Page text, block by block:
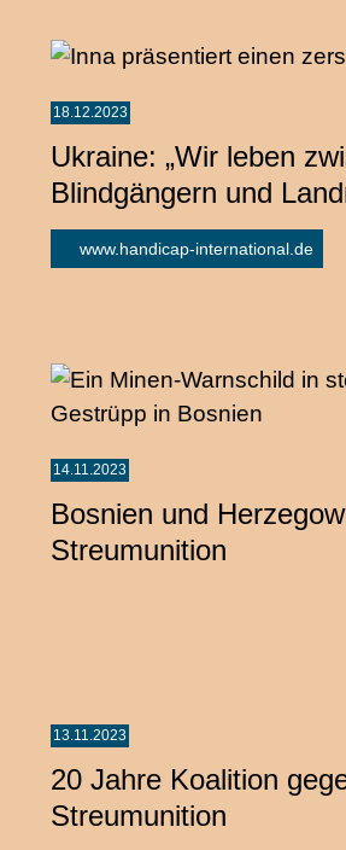
18.12.2023
Ukraine: „Wir leben
Blindgängern und
www.handicap-international.de
14.11.2023
Bosnien und
Streumunition
13.11.2023
20 Jahre Koalition
Streumunition